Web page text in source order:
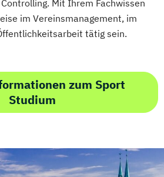
und
& Künstliche
& Leadership
(DE/EN))
im Online-
Mit Ihrem Fachwissen
im Vereinsmanagement, im
tätig sein.
zum Sport
Studium